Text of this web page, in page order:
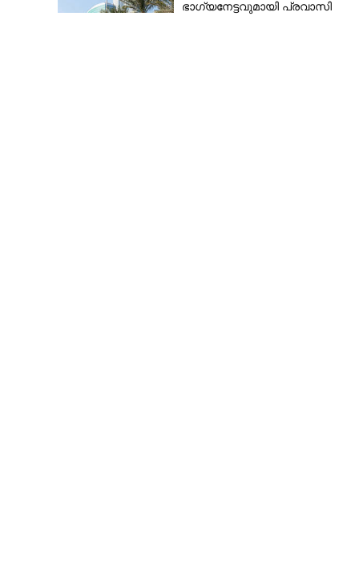
ഭാഗ്യനേട്ടവുമായി പ്രവാസി